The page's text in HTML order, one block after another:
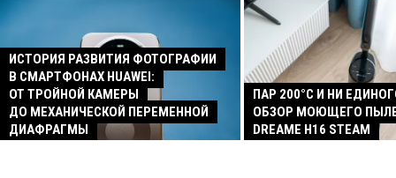
ИСТОРИЯ РАЗВИТИЯ ФОТОГРАФИИ
В СМАРТФОНАХ HUAWEI:
ОТ ТРОЙНОЙ КАМЕРЫ
ДО МЕХАНИЧЕСКОЙ ПЕРЕМЕННОЙ
ДИАФРАГМЫ
ПАР 200°C И НИ
ОБЗОР МОЮЩЕГО
DREAME H16 STEAM